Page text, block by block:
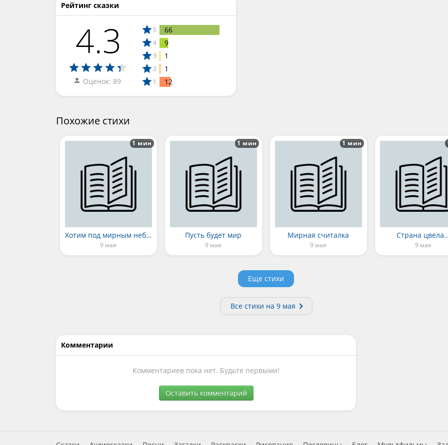
Рейтинг сказки
4.3
Оценок: 89
5 66
4 9
3 1
2 1
1 12
Похожие стихи
Хотим под мирным небом жить
9 мая
1 мин
Пусть будет мир
9 мая
1 мин
Мирная считалка
9 мая
1 мин
Страна
9 мая
Еще стихи
Все стихи на 9 мая
Комментарии
Комментариев пока нет. Будьте первыми!
Оставить комментарий